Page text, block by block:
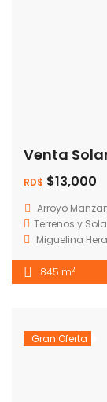
RD$ $13,000
Arroyo
Terrenos y
Miguelina
845 m2
Gran Oferta